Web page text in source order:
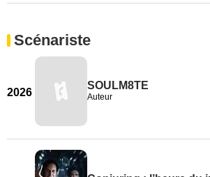
Scénariste
2026
SOULM8TE
Auteur